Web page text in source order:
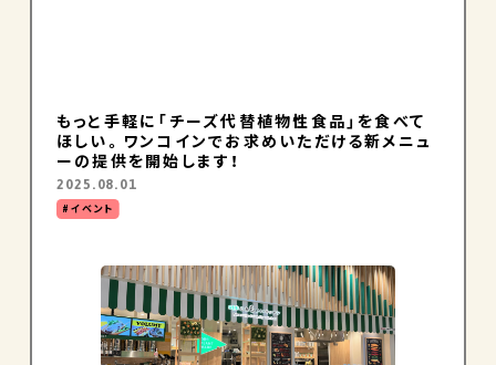
もっと手軽に「チーズ代替植物性食品」を食べて
ほしい。ワンコインでお求めいただける新メニュ
ーの提供を開始します！
2025.08.01
イベント